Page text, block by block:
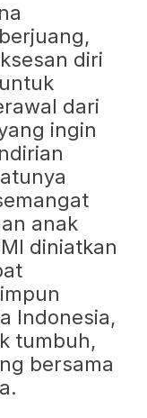
diri
dari
ingin
anak
diniatkan
Indonesia,
tumbuh,
bersama